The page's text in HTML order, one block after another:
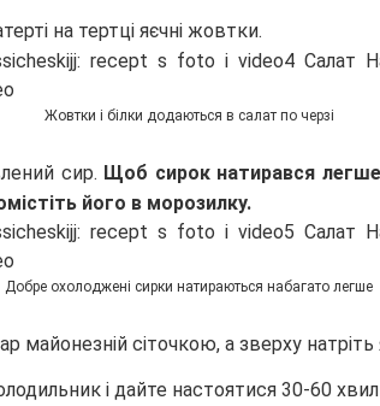
на тертці яєчні жовтки.
Жовтки і білки додаються в салат по черзі
сир. Щоб сирок натирався
його в морозилку.
Добре охолоджені сирки натираються набагато легше
майонезній сіточкою, а зверху натріть
і дайте настоятися 30-60